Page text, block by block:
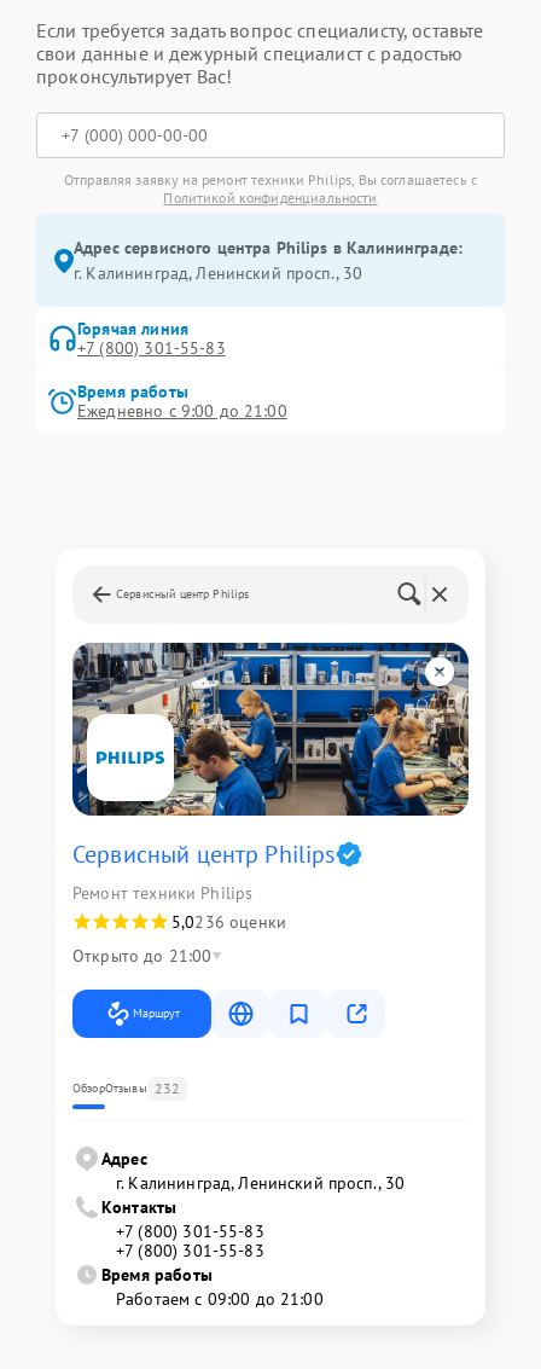
Если требуется задать вопрос специалисту, оставьте
свои данные и дежурный специалист с радостью
проконсультирует Вас!
Отправляя заявку на ремонт техники Philips, Вы соглашаетесь с
Политикой конфиденциальности
Адрес сервисного центра Philips в Калининграде:
г. Калининград, Ленинский просп., 30
Горячая линия
+7 (800) 301-55-83
Время работы
Ежедневно с 9:00 до 21:00
Сервисный центр Philips
Сервисный центр Philips
Ремонт техники Philips
5,0236 оценки
Открыто до 21:00
Маршрут
ОбзорОтзывы 232
Адрес
г. Калининград, Ленинский просп., 30
Контакты
+7 (800) 301-55-83
+7 (800) 301-55-83
Время работы
Работаем с 09:00 до 21:00